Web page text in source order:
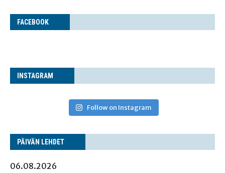
FACE­BOOK
INS­TA­GRAM
Follow on Instagram
PÄI­VÄN LEHDET
06.08.2026